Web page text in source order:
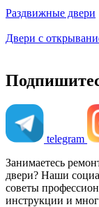
Раздвижные двери
Двери с
telegram
Занимаетесь
двери? Наши
советы
инструкции и